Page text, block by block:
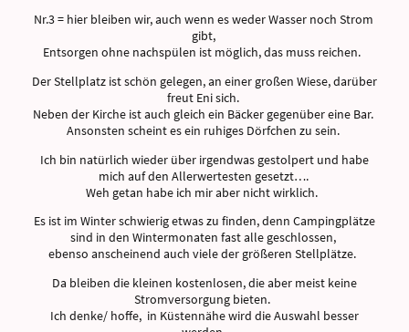
Nr.3 = hier bleiben wir, auch wenn es weder Wasser noch Strom
gibt,
Entsorgen ohne nachspülen ist möglich, das muss reichen.
Der Stellplatz ist schön gelegen, an einer großen Wiese, darüber
freut Eni sich.
Neben der Kirche ist auch gleich ein Bäcker gegenüber eine Bar.
Ansonsten scheint es ein ruhiges Dörfchen zu sein.
Ich bin natürlich wieder über irgendwas gestolpert und habe
mich auf den Allerwertesten gesetzt….
Weh getan habe ich mir aber nicht wirklich.
Es ist im Winter schwierig etwas zu finden, denn Campingplätze
sind in den Wintermonaten fast alle geschlossen,
ebenso anscheinend auch viele der größeren Stellplätze.
Da bleiben die kleinen kostenlosen, die aber meist keine
Stromversorgung bieten.
Ich denke/ hoffe, in Küstennähe wird die Auswahl besser